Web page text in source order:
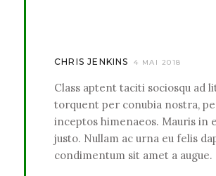
CHRIS JENKINS 4 MAI 2018
Class aptent taciti sociosqu ad
torquent per conubia nostra,
inceptos himenaeos. Mauris in
justo. Nullam ac urna eu felis
condimentum sit amet a augue.